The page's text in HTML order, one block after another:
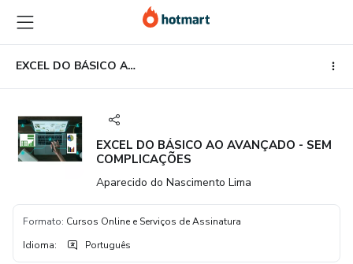
para
o
conteúdo
principal
para
o
pagamento
para
o
rodapé
EXCEL DO BÁSICO AO AVANÇADO - SEM COMPLICAÇÕES
EXCEL DO BÁSICO AO AVANÇADO - SEM
COMPLICAÇÕES
Aparecido do Nascimento Lima
Formato: Cursos Online e Serviços de Assinatura
Idioma: Português